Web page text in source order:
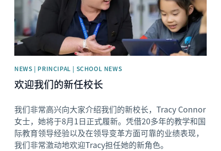
NEWS | PRINCIPAL | SCHOOL NEWS
欢迎我们的新任校长
我们非常高兴向大家介绍我们的新校长，Tracy Connor
女士，她将于8月1日正式履新。凭借20多年的教学和国
际教育领导经验以及在领导变革方面可靠的业绩表现，
我们非常激动地欢迎Tracy担任她的新角色。